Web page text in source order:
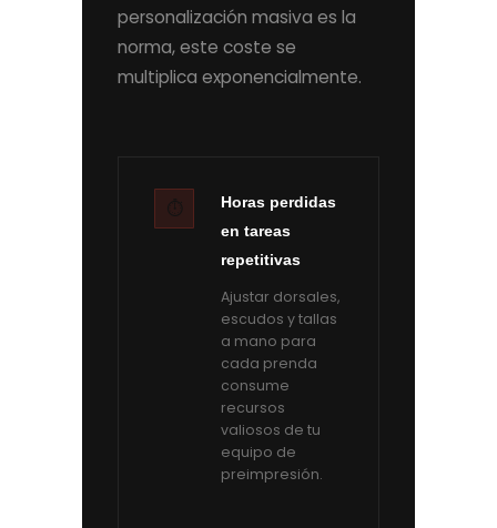
personalización masiva es la
norma, este coste se
multiplica exponencialmente.
⏱️
Horas perdidas
en tareas
repetitivas
Ajustar dorsales,
escudos y tallas
a mano para
cada prenda
consume
recursos
valiosos de tu
equipo de
preimpresión.